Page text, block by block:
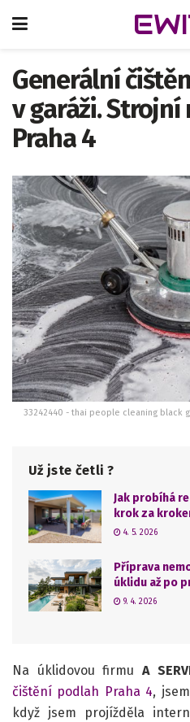
Generální
v garáži.
Praha 4
33242440 - thai people cleaning black
Už jste četli ?
Jak probíhá
krok za
4. 5. 2026
Příprava
úklidu až po
9. 4. 2026
Na úklidovou firmuA
čištění podlah Praha 4,
když jsem projížděla